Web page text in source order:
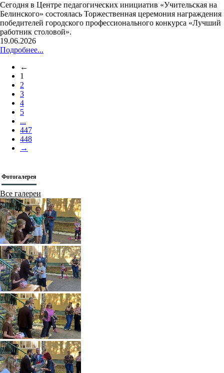
Сегодня в Центре педагогических инициатив «Учительская на
Белинского» состоялась Торжественная церемония награждения
победителей городского профессионального конкурса «Лучший
работник столовой».
19.06.2026
Подробнее...
←
1
2
3
4
5
...
447
448
→
Фотогалерея
Все галереи